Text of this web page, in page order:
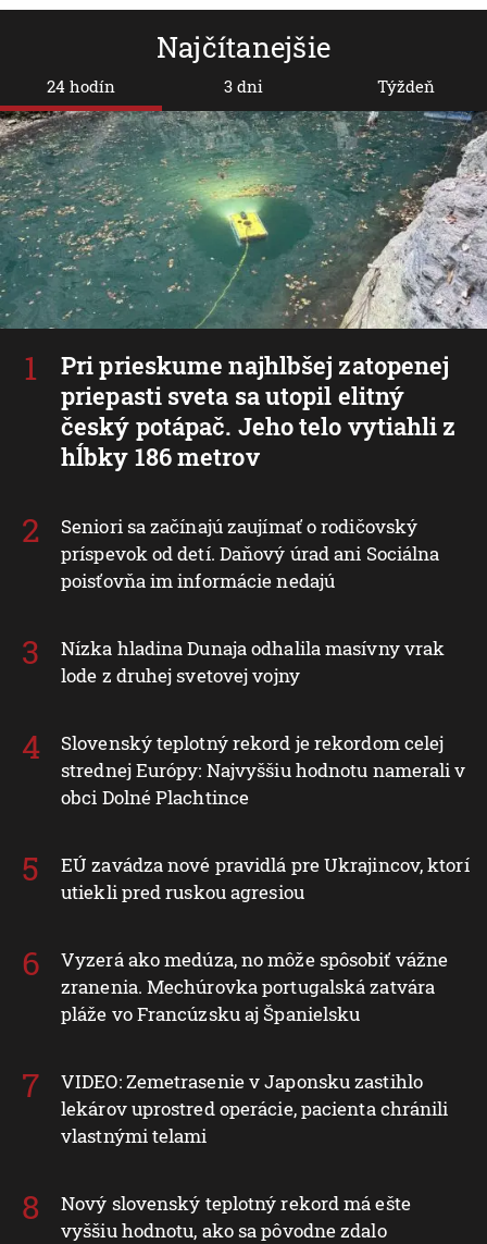
Najčítanejšie
24 hodín
Pri prieskume najhlbšej zatopenej
priepasti sveta sa utopil elitný
český potápač. Jeho telo vytiahli z
hĺbky 186 metrov
Seniori sa začínajú zaujímať o rodičovský
príspevok od detí. Daňový úrad ani Sociálna
poisťovňa im informácie nedajú
Nízka hladina Dunaja odhalila masívny vrak
lode z druhej svetovej vojny
Slovenský teplotný rekord je rekordom celej
strednej Európy: Najvyššiu hodnotu namerali v
obci Dolné Plachtince
EÚ zavádza nové pravidlá pre Ukrajincov, ktorí
utiekli pred ruskou agresiou
Vyzerá ako medúza, no môže spôsobiť vážne
zranenia. Mechúrovka portugalská zatvára
pláže vo Francúzsku aj Španielsku
VIDEO: Zemetrasenie v Japonsku zastihlo
lekárov uprostred operácie, pacienta chránili
vlastnými telami
Nový slovenský teplotný rekord má ešte
vyššiu hodnotu, ako sa pôvodne zdalo
3 dni Týždeň